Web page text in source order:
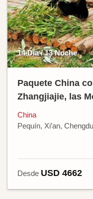
14 Día / 13 Noche
Paquete China
Zhangjiajie, las
China
Pequín, Xi’an,
Desde USD 4662